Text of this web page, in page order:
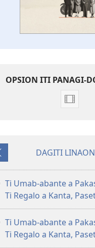
OPSION ITI PANAGI-
Dagiti
video
Ti
Umab-
a
DAGITI
Ti Umab-abante a
Ti Regalo a Kanta,
Ti Umab-abante a
Ti Regalo a Kanta,